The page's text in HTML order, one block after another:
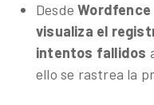
Desde
visualiza el
intentos fallidos
ello se rastrea la